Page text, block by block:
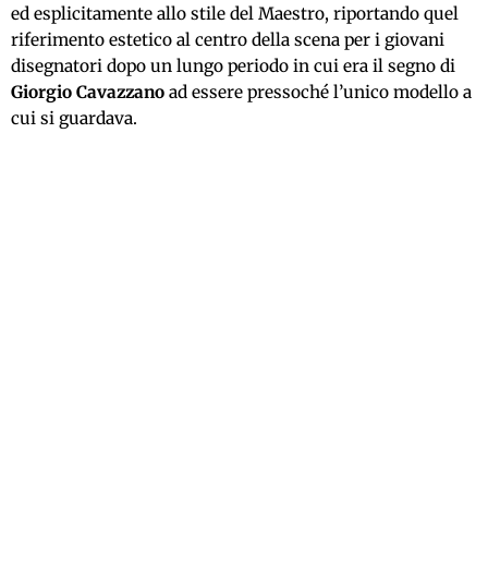
ed esplicitamente allo stile del Maestro, riportando quel
riferimento estetico al centro della scena per i giovani
disegnatori dopo un lungo periodo in cui era il segno di
Giorgio Cavazzano ad essere pressoché l’unico modello a
cui si guardava.